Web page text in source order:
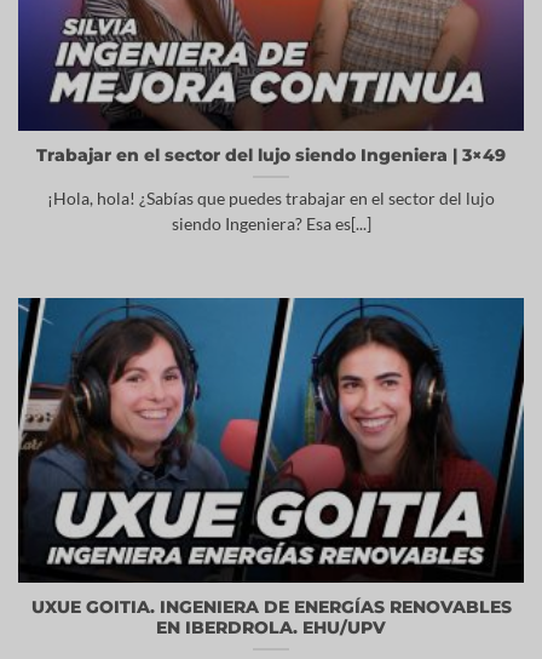
Trabajar en el sector del lujo siendo Ingeniera | 3×49
¡Hola, hola! ¿Sabías que puedes trabajar en el sector del lujo
siendo Ingeniera? Esa es[...]
UXUE GOITIA. INGENIERA DE ENERGÍAS RENOVABLES
EN IBERDROLA. EHU/UPV